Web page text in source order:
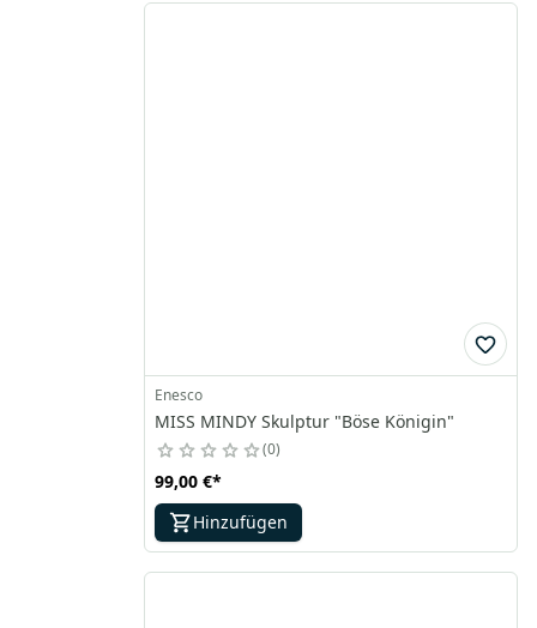
Enesco
MISS MINDY Skulptur "Böse Königin"
0
99,00 €*
Hinzufügen